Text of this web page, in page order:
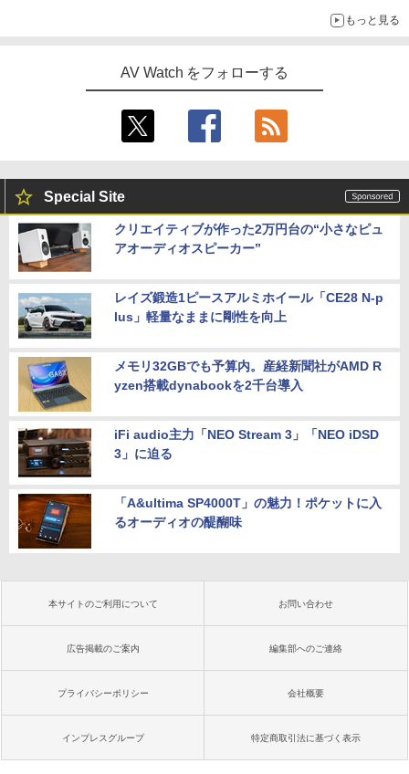
もっと見る
AV Watch をフォローする
Special Site
クリエイティブが作った2万円台の“小さなピュ
アオーディオスピーカー”
レイズ鍛造1ピースアルミホイール「CE28 N-p
lus」軽量なままに剛性を向上
メモリ32GBでも予算内。産経新聞社がAMD R
yzen搭載dynabookを2千台導入
iFi audio主力「NEO Stream 3」「NEO iDSD
3」に迫る
「A&ultima SP4000T」の魅力！ポケットに入
るオーディオの醍醐味
本サイトのご利用について お問い合わせ
広告掲載のご案内 編集部へのご連絡
プライバシーポリシー 会社概要
インプレスグループ 特定商取引法に基づく表示